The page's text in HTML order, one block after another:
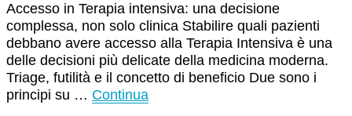
Accesso in Terapia intensiva: una decisione
complessa, non solo clinica Stabilire quali pazienti
debbano avere accesso alla Terapia Intensiva è una
delle decisioni più delicate della medicina moderna.
Triage, futilità e il concetto di beneficio Due sono i
principi su … Continua